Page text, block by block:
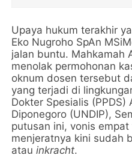
Upaya hukum terakhir
Eko Nugroho SpAn
jalan buntu. Mahkamah
menolak permohonan
oknum dosen tersebut
yang terjadi di
Dokter Spesialis
Diponegoro (UNDIP),
putusan ini, vonis
menjeratnya kini sudah
atauinkracht.